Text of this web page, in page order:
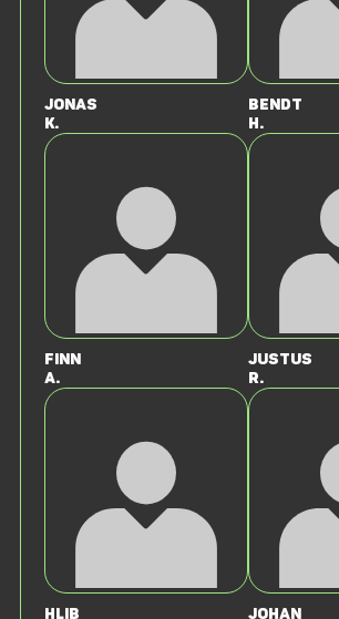
Jonas
K.
Bendt
H.
Finn
A.
Justus
R.
Hlib
Johan